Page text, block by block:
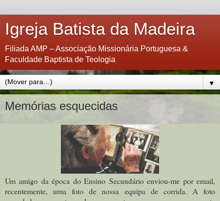
Igreja Batista da Madeira
Filiada AMP – Associação Missionária Portuguesa &
Faculdade Baptista de Teologia
▼
Memórias esquecidas
Um amigo da época do Ensino Secundário enviou-me por email,
recentemente, uma foto de nossa equipa de corrida. A foto